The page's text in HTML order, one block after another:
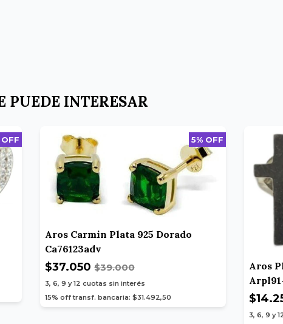
PUEDE INTERESAR
OFF 5% OFF
Aros Carmin Plata 925 Dorado
Ca76123adv
$37.050 $39.000
3, 6, 9 y 12 cuotas sin interés
15% off transf. bancaria: $31.492,50
Aros
3, 6, 9 y